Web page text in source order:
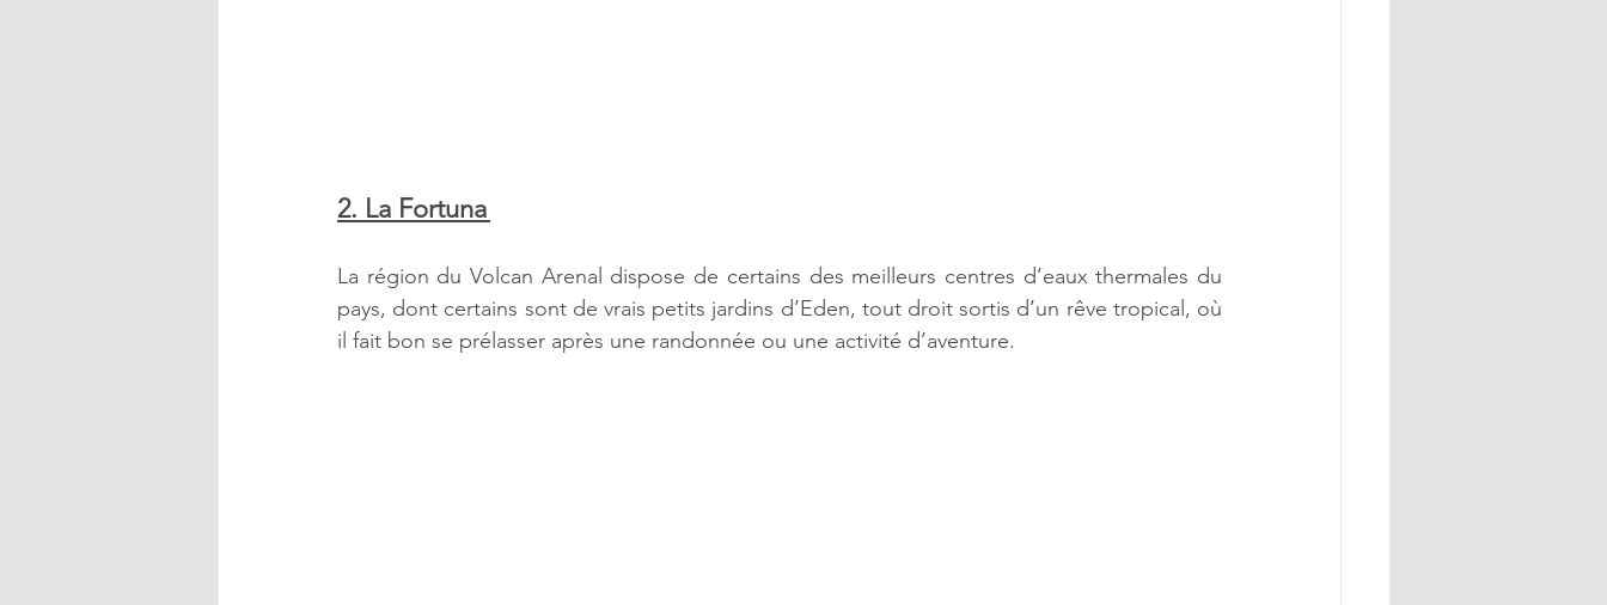
2. La Fortuna
La région du Volcan Arenal dispose de certains des meilleurs centres d’eaux thermales du
pays, dont certains sont de vrais petits jardins d’Eden, tout droit sortis d’un rêve tropical, où
il fait bon se prélasser après une randonnée ou une activité d’aventure.